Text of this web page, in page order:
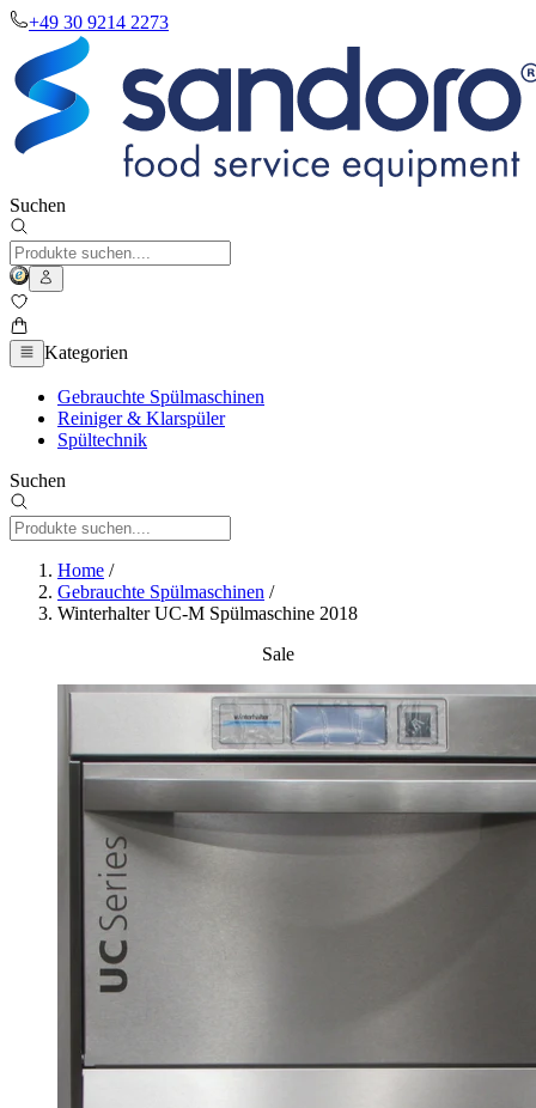
+49 30 9214 2273
Suchen
Kategorien
Gebrauchte Spülmaschinen
Reiniger & Klarspüler
Spültechnik
Suchen
Home /
Gebrauchte Spülmaschinen /
Winterhalter UC-M Spülmaschine 2018
Sale